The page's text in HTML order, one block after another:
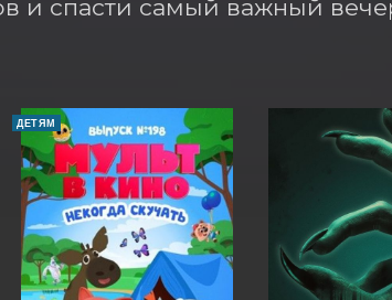
и спасти самый важный
ДЕТЯМ